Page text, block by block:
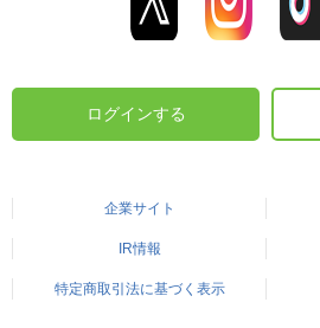
ログインする
企業サイト
IR情報
特定商取引法に基づく表示